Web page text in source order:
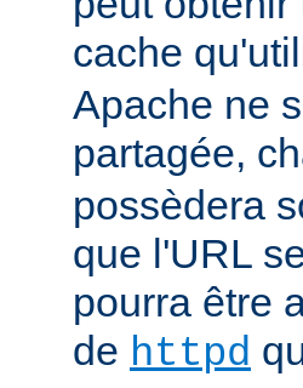
cache
Apache ne
partagée,
possèdera
que l'URL
pourra être
de httpd